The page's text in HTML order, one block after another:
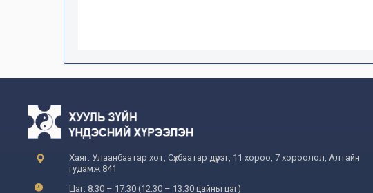
Хаяг: Улаанбаатар хот, Сүхбаатар дүүрэг, 11 хороо, 7 хороолол, Алтайн
гудамж 841
Цаг: 8:30 – 17:30 (12:30 – 13:30 цайны цаг)